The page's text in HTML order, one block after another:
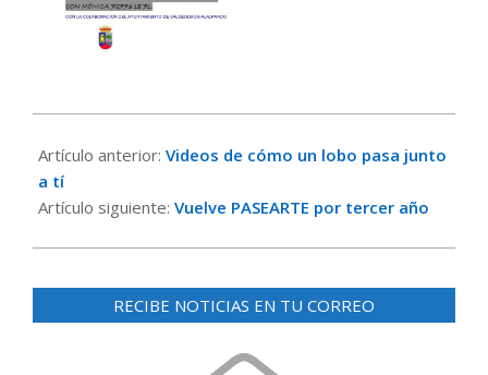
03-
13
Artículo anterior: Videos de cómo un lobo pasa junto
a tí
Artículo siguiente: Vuelve PASEARTE por tercer año
RECIBE NOTICIAS EN TU CORREO